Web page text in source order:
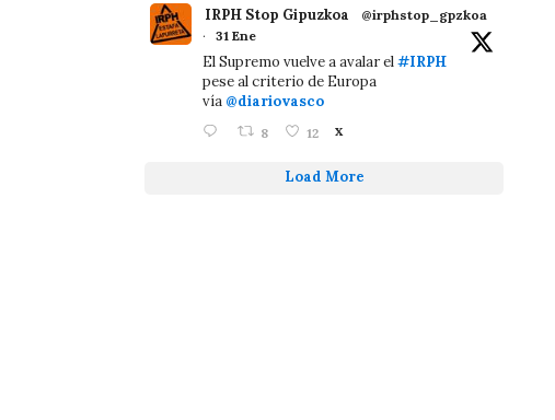
IRPH Stop Gipuzkoa
@irphstop_gpzkoa
·
31 Ene
El Supremo vuelve a avalar el#IRPH
pese al criterio de Europa
vía @diariovasco
8 12 X
Load More